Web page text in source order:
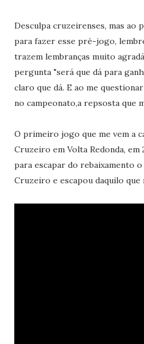
Desculpa cruzeirenses, mas ao
para fazer esse pré-jogo,
trazem lembranças muito
pergunta "será que dá para
claro que dá. E ao me
no campeonato,a repsosta que
O primeiro jogo que me vem a
Cruzeiro em Volta Redonda, em
para escapar do rebaixamento
Cruzeiro e escapou daquilo que